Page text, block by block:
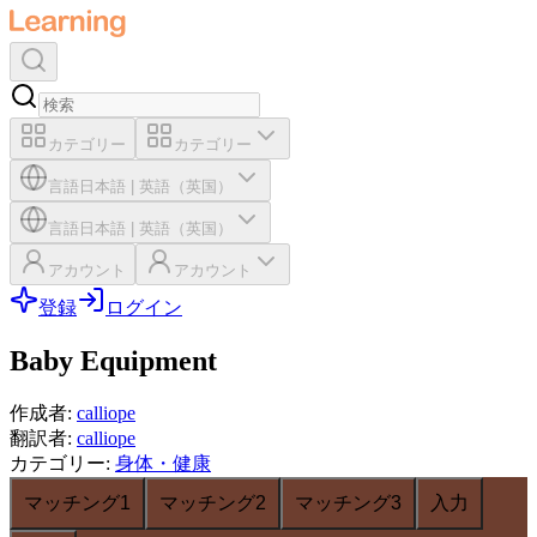
カテゴリー カテゴリー
言語 日本語 英語（英国）
言語 日本語 英語（英国）
アカウント アカウント
登録 ログイン
Baby Equipment
作成者: calliope
翻訳者: calliope
カテゴリー: 身体・健康
マッチング1
マッチング2 マッチング3 入力